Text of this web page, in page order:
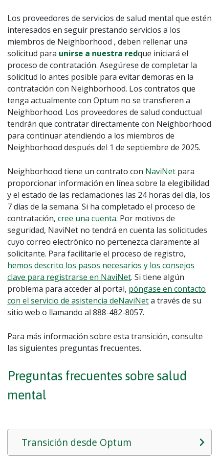
Los proveedores de servicios de salud mental que estén
interesados en seguir prestando servicios a los
miembros de Neighborhood , deben rellenar una
solicitud para unirse a nuestra redque iniciará el
proceso de contratación. Asegúrese de completar la
solicitud lo antes posible para evitar demoras en la
contratación con Neighborhood. Los contratos que
tenga actualmente con Optum no se transfieren a
Neighborhood. Los proveedores de salud conductual
tendrán que contratar directamente con Neighborhood
para continuar atendiendo a los miembros de
Neighborhood después del 1 de septiembre de 2025.
Neighborhood tiene un contrato con NaviNet para
proporcionar información en línea sobre la elegibilidad
y el estado de las reclamaciones las 24 horas del día, los
7 días de la semana. Si ha completado el proceso de
contratación, cree una cuenta. Por motivos de
seguridad, NaviNet no tendrá en cuenta las solicitudes
cuyo correo electrónico no pertenezca claramente al
solicitante. Para facilitarle el proceso de registro,
hemos descrito los pasos necesarios y los consejos
clave para registrarse en NaviNet. Si tiene algún
problema para acceder al portal, póngase en contacto
con el servicio de asistencia deNaviNeta través de su
sitio web o llamando al 888-482-8057.
Para más información sobre esta transición, consulte
las siguientes preguntas frecuentes.
Preguntas frecuentes sobre salud
mental
Transición desde Optum